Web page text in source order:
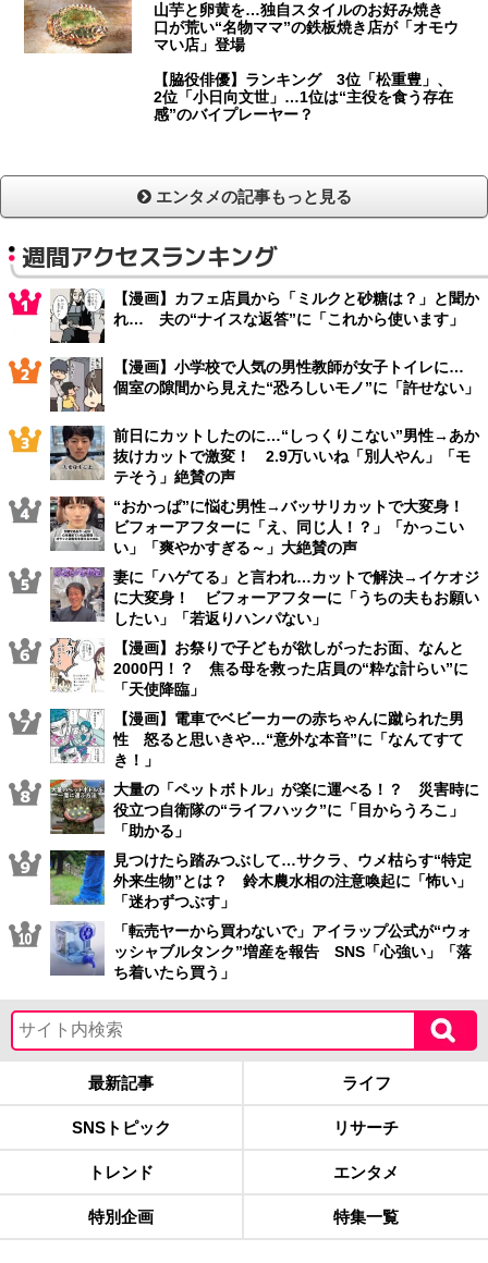
山芋と卵黄を…独自スタイルのお好み焼き
口が荒い“名物ママ”の鉄板焼き店が「オモウ
マい店」登場
【脇役俳優】ランキング 3位「松重豊」、
2位「小日向文世」…1位は“主役を食う存在
感”のバイプレーヤー？
エンタメの記事もっと見る
週間アクセスランキング
【漫画】カフェ店員から「ミルクと砂糖は？」と聞か
れ… 夫の“ナイスな返答”に「これから使います」
【漫画】小学校で人気の男性教師が女子トイレに…
個室の隙間から見えた“恐ろしいモノ”に「許せない」
前日にカットしたのに…“しっくりこない”男性→あか
抜けカットで激変！ 2.9万いいね「別人やん」「モ
テそう」絶賛の声
“おかっぱ”に悩む男性→バッサリカットで大変身！
ビフォーアフターに「え、同じ人！？」「かっこい
い」「爽やかすぎる～」大絶賛の声
妻に「ハゲてる」と言われ…カットで解決→イケオジ
に大変身！ ビフォーアフターに「うちの夫もお願い
したい」「若返りハンパない」
【漫画】お祭りで子どもが欲しがったお面、なんと
2000円！？ 焦る母を救った店員の“粋な計らい”に
「天使降臨」
【漫画】電車でベビーカーの赤ちゃんに蹴られた男
性 怒ると思いきや…“意外な本音”に「なんてすて
き！」
大量の「ペットボトル」が楽に運べる！？ 災害時に
役立つ自衛隊の“ライフハック”に「目からうろこ」
「助かる」
見つけたら踏みつぶして…サクラ、ウメ枯らす“特定
外来生物”とは？ 鈴木農水相の注意喚起に「怖い」
「迷わずつぶす」
「転売ヤーから買わないで」アイラップ公式が“ウォ
ッシャブルタンク”増産を報告 SNS「心強い」「落
ち着いたら買う」
最新記事 ライフ
SNSトピック リサーチ
トレンド エンタメ
特別企画 特集一覧